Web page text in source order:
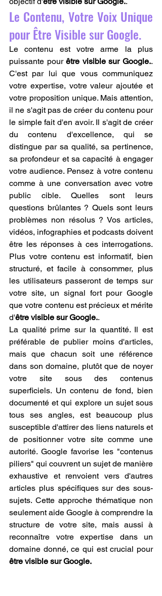
Le Contenu, Votre Voix Unique
pour Être Visible sur Google.
Le contenu est votre arme la plus
puissante pour être visible sur Google..
C'est par lui que vous communiquez
votre expertise, votre valeur ajoutée et
votre proposition unique. Mais attention,
il ne s'agit pas de créer du contenu pour
le simple fait d'en avoir. Il s'agit de créer
du contenu d'excellence, qui se
distingue par sa qualité, sa pertinence,
sa profondeur et sa capacité à engager
votre audience. Pensez à votre contenu
comme à une conversation avec votre
public cible. Quelles sont leurs
questions brûlantes ? Quels sont leurs
problèmes non résolus ? Vos articles,
vidéos, infographies et podcasts doivent
être les réponses à ces interrogations.
Plus votre contenu est informatif, bien
structuré, et facile à consommer, plus
les utilisateurs passeront de temps sur
votre site, un signal fort pour Google
que votre contenu est précieux et mérite
d'être visible sur Google..
La qualité prime sur la quantité. Il est
préférable de publier moins d'articles,
mais que chacun soit une référence
dans son domaine, plutôt que de noyer
votre site sous des contenus
superficiels. Un contenu de fond, bien
documenté et qui explore un sujet sous
tous ses angles, est beaucoup plus
susceptible d'attirer des liens naturels et
de positionner votre site comme une
autorité. Google favorise les "contenus
piliers" qui couvrent un sujet de manière
exhaustive et renvoient vers d'autres
articles plus spécifiques sur des sous-
sujets. Cette approche thématique non
seulement aide Google à comprendre la
structure de votre site, mais aussi à
reconnaître votre expertise dans un
domaine donné, ce qui est crucial pour
être visible sur Google.